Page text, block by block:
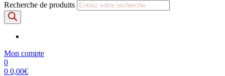
Recherche de produits
Mon compte
0
0 0,00€